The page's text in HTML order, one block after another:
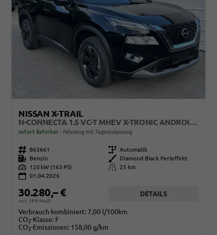
NISSAN X-TRAIL
N-CONNECTA 1.5 VC-T MHEV X-TRONIC ANDROID AUTO*NAVI*SHZ*3Z KLIMAAUTO*360°*ACC*E-HECK
sofort lieferbar Fahrzeug mit Tageszulassung
Fahrzeugnr. 863661 Getriebe
Automatik
Kraftstoff
Benzin Außenfarbe
Diamond Black Perleffekt
Leistung
120 kW (163 PS) Kilometerstand
25 km
01.04.2026
30.280,– €
incl. 19% MwSt.
DETAILS
Verbrauch kombiniert: 7,00 l/100km
CO2-Klasse: F
CO2-Emissionen: 158,00 g/km